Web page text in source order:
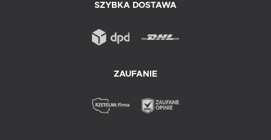
SZYBKA DOSTAWA
ZAUFANIE